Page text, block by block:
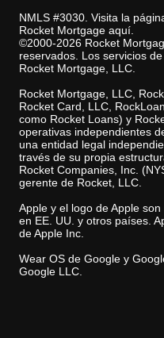
NMLS #3030. Visita la
Rocket Mortgage aquí.
©2000-2026 Rocket
reservados. Los servicios
Rocket Mortgage, LLC.
Rocket Mortgage, LLC,
Rocket Card, LLC,
como Rocket Loans) y
operativas independientes
una entidad legal
través de su propia
Rocket Companies, Inc.
gerente de Rocket, LLC.
Apple y el logo de Apple
en EE. UU. y otros países.
de Apple Inc.
Wear OS de Google y
Google LLC.